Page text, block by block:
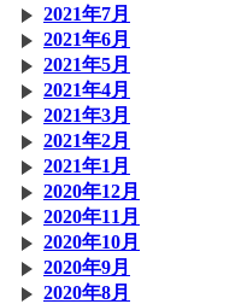
2021年7月
2021年6月
2021年5月
2021年4月
2021年3月
2021年2月
2021年1月
2020年12月
2020年11月
2020年10月
2020年9月
2020年8月